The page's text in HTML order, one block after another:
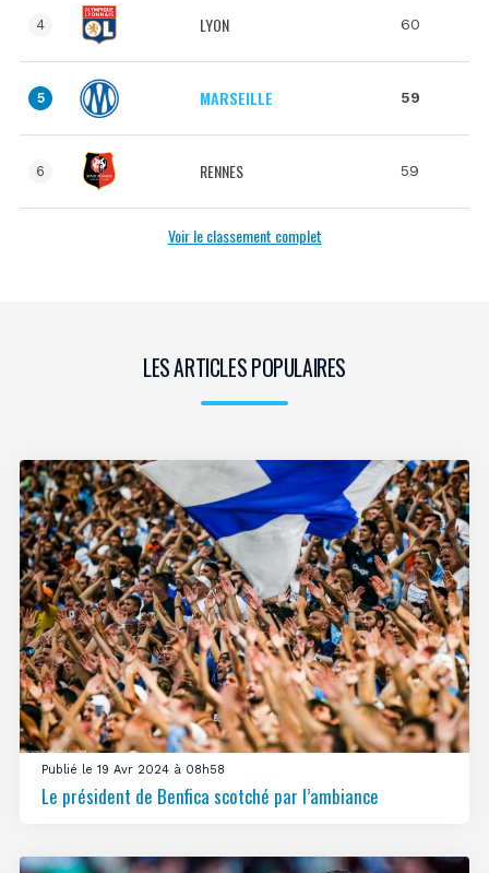
4 LYON 60
5 MARSEILLE 59
6 RENNES 59
Voir le classement complet
LES ARTICLES POPULAIRES
Publié le 19 Avr 2024 à 08h58
Le président de Benfica scotché par l’ambiance